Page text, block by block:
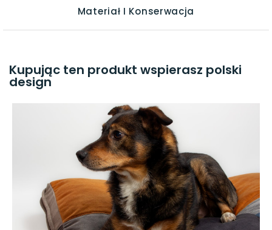
Materiał I Konserwacja
Kupując ten produkt wspierasz polski
design